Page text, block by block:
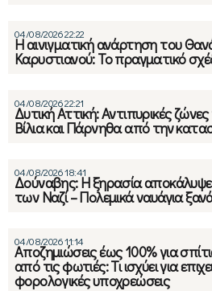
04/08/2026 22:22
Η αινιγματική ανάρτηση του
Καρυστιανού: Το πραγματικό
04/08/2026 22:21
Δυτική Αττική: Αντιπυρικές
Βίλια και Πάρνηθα από την
04/08/2026 18:41
Δούναβης: Η ξηρασία
των Ναζί – Πολεμικά ναυάγια
04/08/2026 11:14
Αποζημιώσεις έως 100% για
από τις φωτιές: Τι ισχύει για
φορολογικές υποχρεώσεις